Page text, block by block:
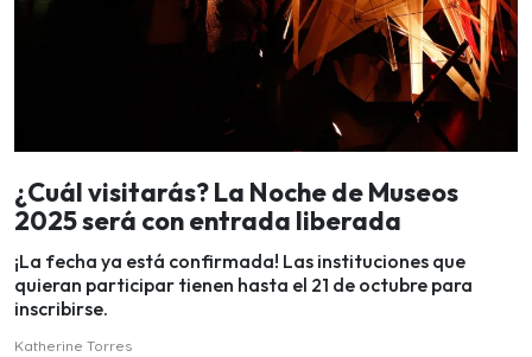
¿Cuál visitarás? La Noche de Museos
2025 será con entrada liberada
¡La fecha ya está confirmada! Las instituciones que
quieran participar tienen hasta el 21 de octubre para
inscribirse.
Katherine Torres